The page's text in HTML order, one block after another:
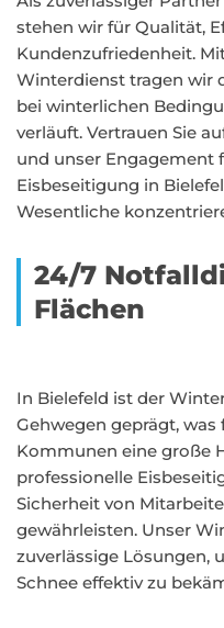
stehen wir für Qualität,
Kundenzufriedenheit.
Winterdienst tragen wir
bei winterlichen
verläuft. Vertrauen Sie
und unser Engagement
Eisbeseitigung in
Wesentliche
24/7
Flächen
In Bielefeld ist der
Gehwegen geprägt,
Kommunen eine große
professionelle
Sicherheit von
gewährleisten. Unser
zuverlässige Lösungen,
Schnee effektiv zu